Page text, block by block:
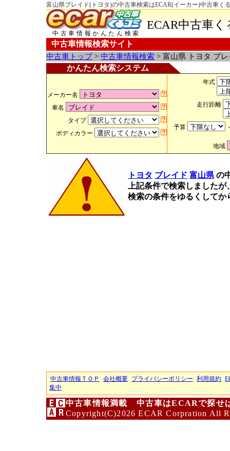
富山県ブレイド(トヨタ)の中古車検索はECAR(イーカー)中古車く
中古車情報かんたん検索
ECAR中古車
中古車情報検索サイト
中古車トップ> 中古車情報検索 > 富山県 トヨタ ブ
かんたん検索システム
メーカー名
車名
タイプ
ボディカラー
年式
走行距離
予算
地域
トヨタ ブレイド 富山県 の
上記条件で検索しました
検索の条件をゆるくして
中古車情報ＴＯＰ 会社概要 プライバシーポリシー 利用規約
集中
中古車情報満載 中古車はECARで探せ
Copyright(C)2026 ECAR Corpration All